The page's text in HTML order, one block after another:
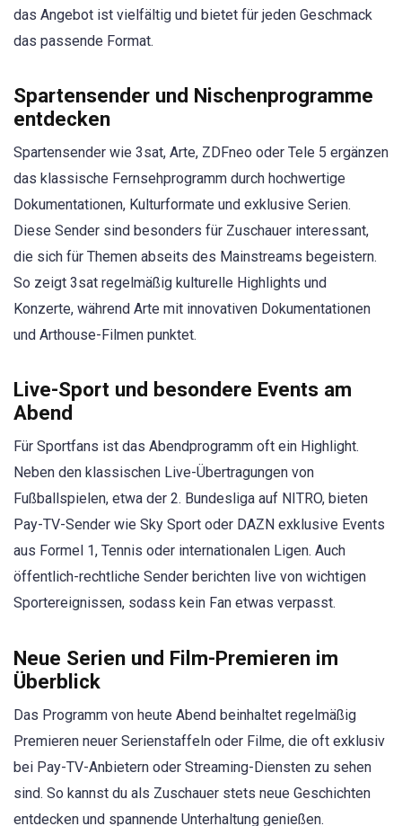
das Angebot ist vielfältig und bietet für jeden Geschmack
das passende Format.
Spartensender und Nischenprogramme
entdecken
Spartensender wie 3sat, Arte, ZDFneo oder Tele 5 ergänzen
das klassische Fernsehprogramm durch hochwertige
Dokumentationen, Kulturformate und exklusive Serien.
Diese Sender sind besonders für Zuschauer interessant,
die sich für Themen abseits des Mainstreams begeistern.
So zeigt 3sat regelmäßig kulturelle Highlights und
Konzerte, während Arte mit innovativen Dokumentationen
und Arthouse-Filmen punktet.
Live-Sport und besondere Events am
Abend
Für Sportfans ist das Abendprogramm oft ein Highlight.
Neben den klassischen Live-Übertragungen von
Fußballspielen, etwa der 2. Bundesliga auf NITRO, bieten
Pay-TV-Sender wie Sky Sport oder DAZN exklusive Events
aus Formel 1, Tennis oder internationalen Ligen. Auch
öffentlich-rechtliche Sender berichten live von wichtigen
Sportereignissen, sodass kein Fan etwas verpasst.
Neue Serien und Film-Premieren im
Überblick
Das Programm von heute Abend beinhaltet regelmäßig
Premieren neuer Serienstaffeln oder Filme, die oft exklusiv
bei Pay-TV-Anbietern oder Streaming-Diensten zu sehen
sind. So kannst du als Zuschauer stets neue Geschichten
entdecken und spannende Unterhaltung genießen.